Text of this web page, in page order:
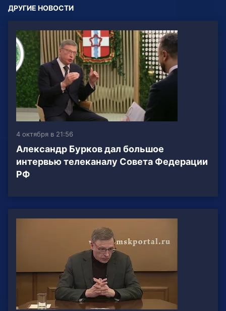
ДРУГИЕ НОВОСТИ
4 октября в 21:56
Александр Бурков дал большое
интервью телеканалу Совета Федерации
РФ